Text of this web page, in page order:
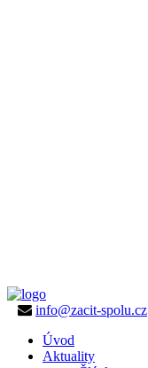
info@zacit-spolu.cz
Úvod
Aktuality